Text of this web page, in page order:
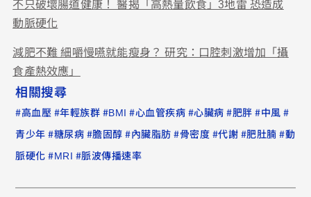
不只破壞腸道健康！ 醫揭「高熱量飲食」3地雷 恐造成
動脈硬化
減肥不難 細嚼慢嚥就能瘦身？ 研究：口腔刺激增加「攝
食產熱效應」
相關搜尋
#高血壓 #年輕族群 #BMI #心血管疾病 #心臟病 #肥胖 #中風 #
青少年 #糖尿病 #膽固醇 #內臟脂肪 #骨密度 #代謝 #肥肚腩 #動
脈硬化 #MRI #脈波傳播速率